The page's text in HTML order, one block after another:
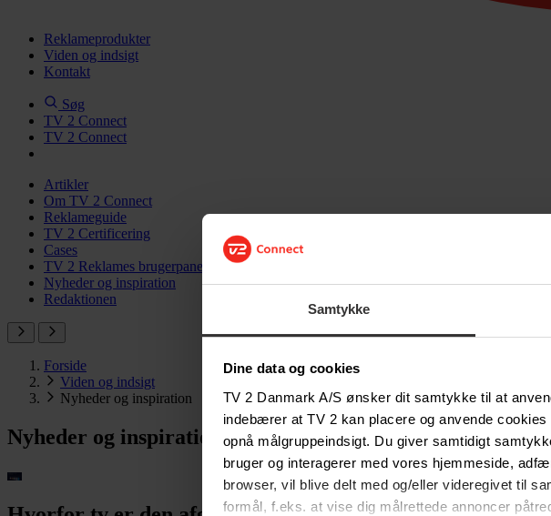
Samtykke
Dine data og cookies
TV 2 Danmark A/S ønsker dit samtykke til at
indebærer at TV 2 kan placere og anvende
opnå målgruppeindsigt. Du giver samtidigt
bruger og interagerer med vores hjemmeside,
browser, vil blive delt med og/eller videregivet til
formål, f.eks. at vise dig målrettede annoncer
Reklameprodukter
Viden og indsigt
Kontakt
Søg
TV 2 Connect
TV 2 Connect
Artikler
Om TV 2 Connect
Reklameguide
TV 2 Certificering
Cases
TV 2 Reklames brugerpanel
Nyheder og inspiration
Redaktionen
Forside
Viden og indsigt
Nyheder og inspiration
Nyheder og inspiration